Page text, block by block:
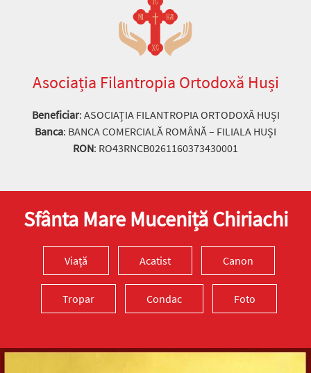
Asociația Filantropia Ortodoxă Huși
Beneficiar: ASOCIAȚIA FILANTROPIA ORTODOXĂ HUȘI
Banca: BANCA COMERCIALĂ ROMÂNĂ – FILIALA HUȘI
RON: RO43RNCB0261160373430001
Sfânta Mare Muceniță Chiriachi
Viață Acatist Canon
Tropar Condac Foto